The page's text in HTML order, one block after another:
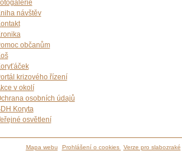
návštěv
občanům
krizového řízení
v okolí
osobních údajů
Koryta
osvětlení
Mapa webu Prohlášení o cookies Verze pro slabozraké